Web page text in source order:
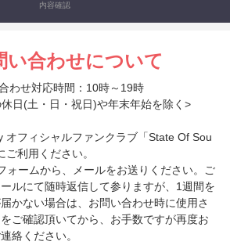
内容確認
い合わせについて
わせ対応時間：10時～19時
日(土・日・祝日)や年末年始を除く>
オフィシャルファンクラブ「State Of Sou
ご利用ください。
ォームから、メールをお送りください。ご
ルにて随時返信して参りますが、1週間を
かない場合は、お問い合わせ時に使用さ
ご確認頂いてから、お手数ですが再度お
絡ください。